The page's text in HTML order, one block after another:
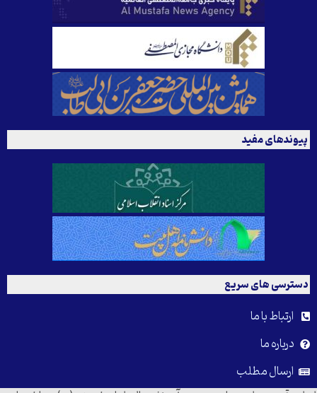
پیوندهای مفید
دسترسی های سریع
ارتباط با ما
درباره ما
ارسال مطلب